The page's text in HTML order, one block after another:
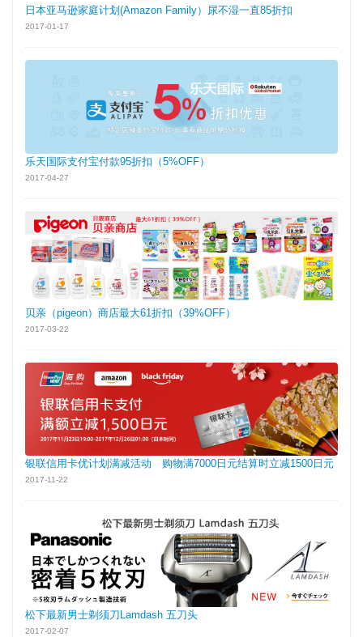
日本亚马逊家庭计划(Amazon Family）尿不湿一直85折扣
2017-01-17
乐天国际支付宝付款95折扣（5%OFF）
2017-04-27
贝亲（pigeon）商店最大61折扣（39%OFF）
2017-03-22
银联信用卡优计划满减活动 购物满7000日元结算时立减1500日元
2017-11-22
松下最新男士剃须刀Lamdash 五刀头
2017-02-07